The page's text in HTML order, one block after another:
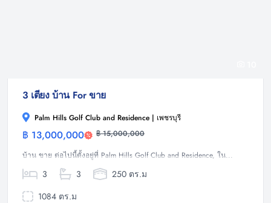
3 เตียง บ้าน For ขาย
Palm Hills Golf Club and Residence | เพชรบุรี
฿ 13,000,000 ฿ 15,000,000
บ้าน ขาย ต่อไปนี้ตั้งอยู่ที่ Palm Hills Golf Club and Residence, ใน...
3 3
250 ตร.ม
1084 ตร.ม